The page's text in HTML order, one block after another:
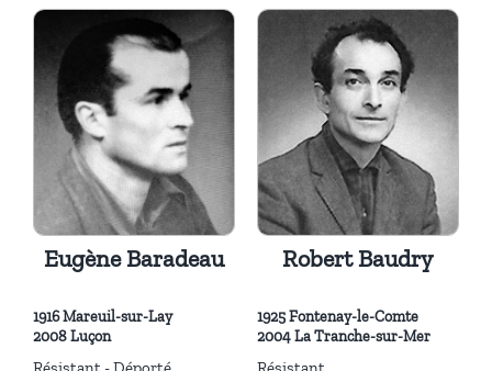
Eugène Baradeau
1916 Mareuil-sur-Lay
2008 Luçon
Robert Baudry
1925 Fontenay-le-Comte
2004 La Tranche-sur-Mer